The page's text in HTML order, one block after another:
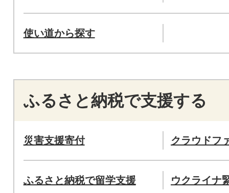
使い道から探す
ふるさと納税で支援する
災害支援寄付 クラウドフ
ふるさと納税で留学支援 ウクライナ